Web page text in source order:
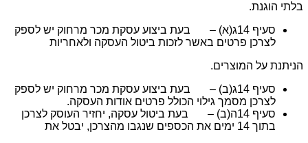
בלתי הוגנת.
סעיף 14ג(א) – בעת ביצוע עסקת מכר מרחוק יש לספק
לצרכן פרטים באשר לזכות ביטול העסקה ולאחריות
הניתנת על המוצרים.
סעיף 14ג(ב) – בעת ביצוע עסקת מכר מרחוק יש לספק
לצרכן מסמך גילוי הכולל פרטים אודות העסקה.
סעיף 14ה(ב) – בעת ביטול עסקה, יחזיר העוסק לצרכן
בתוך 14 ימים את הכספים שנגבו מהצרכן, יבטל את